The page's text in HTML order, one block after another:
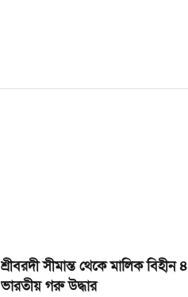
শ্রীবরদী সীমান্ত থেকে মালিক বিহীন ৪
ভারতীয় গরু উদ্ধার